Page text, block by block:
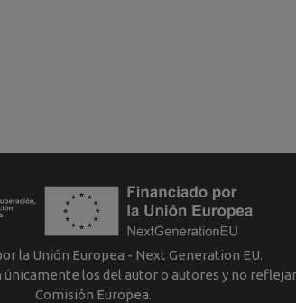
la Unión Europea - Next Generation EU.
los del autor o autores y no
Comisión Europea.